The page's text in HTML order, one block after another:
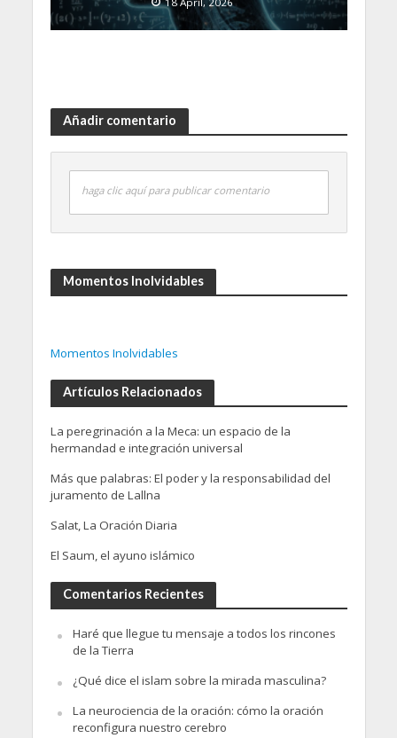
Añadir comentario
haga clic aquí para publicar comentario
Momentos Inolvidables
Momentos Inolvidables
Artículos Relacionados
La peregrinación a la Meca: un espacio de la
hermandad e integración universal
Más que palabras: El poder y la responsabilidad del
juramento de Lallna
Salat, La Oración Diaria
El Saum, el ayuno islámico
Comentarios Recientes
Haré que llegue tu mensaje a todos los rincones
de la Tierra
¿Qué dice el islam sobre la mirada masculina?
La neurociencia de la oración: cómo la oración
reconfigura nuestro cerebro